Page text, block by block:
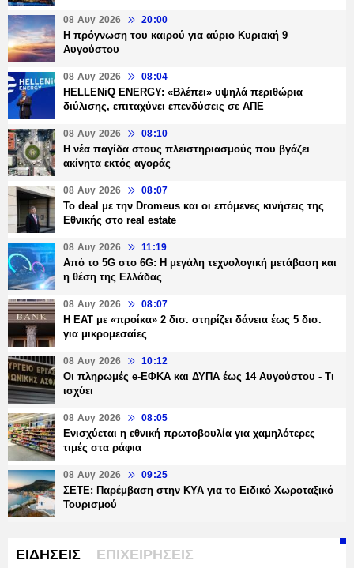
08 Αυγ 2026 20:00
Η πρόγνωση του καιρού για αύριο Κυριακή 9
Αυγούστου
08 Αυγ 2026 08:04
HELLENiQ ENERGY: «Βλέπει» υψηλά περιθώρια
διύλισης, επιταχύνει επενδύσεις σε ΑΠΕ
08 Αυγ 2026 08:10
Η νέα παγίδα στους πλειστηριασμούς που βγάζει
ακίνητα εκτός αγοράς
08 Αυγ 2026 08:07
Το deal με την Dromeus και οι επόμενες κινήσεις της
Εθνικής στο real estate
08 Αυγ 2026 11:19
Από το 5G στο 6G: Η μεγάλη τεχνολογική μετάβαση και
η θέση της Ελλάδας
08 Αυγ 2026 08:07
Η ΕΑΤ με «προίκα» 2 δισ. στηρίζει δάνεια έως 5 δισ.
για μικρομεσαίες
08 Αυγ 2026 10:12
Οι πληρωμές e-ΕΦΚΑ και ΔΥΠΑ έως 14 Αυγούστου - Τι
ισχύει
08 Αυγ 2026 08:05
Ενισχύεται η εθνική πρωτοβουλία για χαμηλότερες
τιμές στα ράφια
08 Αυγ 2026 09:25
ΣΕΤΕ: Παρέμβαση στην ΚΥΑ για το Ειδικό Χωροταξικό
Τουρισμού
ΕΙΔΗΣΕΙΣ ΕΠΙΧΕΙΡΗΣΕΙΣ